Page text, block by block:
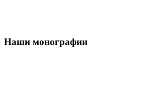
Наши монографии